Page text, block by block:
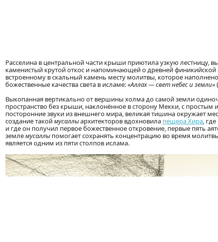
Расселина в центральной части крыши приютила узкую лестницу,
каменистый крутой откос и напоминающей о древней
встроенному в скальный камень месту молитвы, которое
божественные качества света в исламе:«Аллах — свет небес и земли»(
Выкопанная вертикально от вершины холма до самой земли
пространство без крыши, наклонённое в сторону Мекки, с
посторонние звуки из внешнего мира, великая тишина окружает
создание такоймусаллыархитекторов вдохновила пещера Хира,
и где он получил первое божественное откровение, первые пять
землемусаллы помогает сохранять концентрацию во время
является одним из пяти столпов ислама.